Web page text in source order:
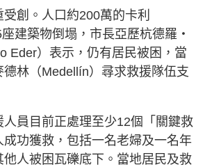
創。人口約200萬的卡利
座建築物倒塌，市長亞歷杭德羅・
Eder）表示，仍有居民被困，當
德林（Medellín）尋求救援隊伍支
員目前正處理至少12個「關鍵救
功獲救，包括一名老婦及一名年
人被困瓦礫底下。當地居民及救